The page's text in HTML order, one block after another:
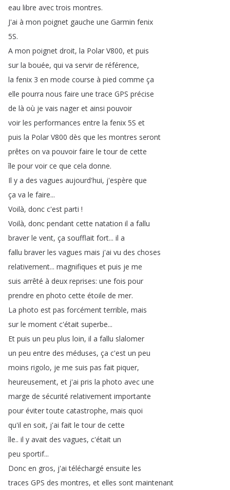
eau libre avec trois montres.
J'ai à mon poignet gauche une Garmin fenix
5S.
A mon poignet droit, la Polar V800, et puis
sur la bouée, qui va servir de référence,
la fenix 3 en mode course à pied comme ça
elle pourra nous faire une trace GPS précise
de là où je vais nager et ainsi pouvoir
voir les performances entre la fenix 5S et
puis la Polar V800 dès que les montres seront
prêtes on va pouvoir faire le tour de cette
île pour voir ce que cela donne.
Il y a des vagues aujourd'hui, j'espère que
ça va le faire...
Voilà, donc c'est parti !
Voilà, donc pendant cette natation il a fallu
braver le vent, ça soufflait fort... il a
fallu braver les vagues mais j'ai vu des choses
relativement... magnifiques et puis je me
suis arrêté à deux reprises: une fois pour
prendre en photo cette étoile de mer.
La photo est pas forcément terrible, mais
sur le moment c'était superbe...
Et puis un peu plus loin, il a fallu slalomer
un peu entre des méduses, ça c'est un peu
moins rigolo, je me suis pas fait piquer,
heureusement, et j'ai pris la photo avec une
marge de sécurité relativement importante
pour éviter toute catastrophe, mais quoi
qu'il en soit, j'ai fait le tour de cette
île.. il y avait des vagues, c'était un
peu sportif...
Donc en gros, j'ai téléchargé ensuite les
traces GPS des montres, et elles sont maintenant